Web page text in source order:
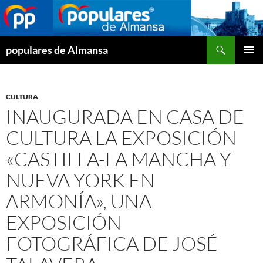
populares de Almansa
CULTURA
INAUGURADA EN CASA DE
CULTURA LA EXPOSICIÓN
«CASTILLA-LA MANCHA Y
NUEVA YORK EN
ARMONÍA», UNA
EXPOSICIÓN
FOTOGRÁFICA DE JOSÉ